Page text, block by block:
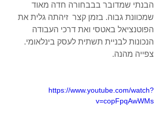
הבנתי שמדובר בבבחורה חדה מאוד
שמכוונת גבוה. בזמן קצר  זיהתה גלית את
הפוטנציאל באטסי ואת דרכי העבודה
הנכונות לבניית תשתית לעסק בינלאומי.
צפייה מהנה.
https://www.youtube.com/watch?
v=copFpqAwWMs